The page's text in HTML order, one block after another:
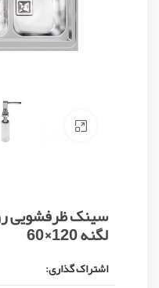
Click to enlarge
لگنه 120×60
اشتراک گذاری: